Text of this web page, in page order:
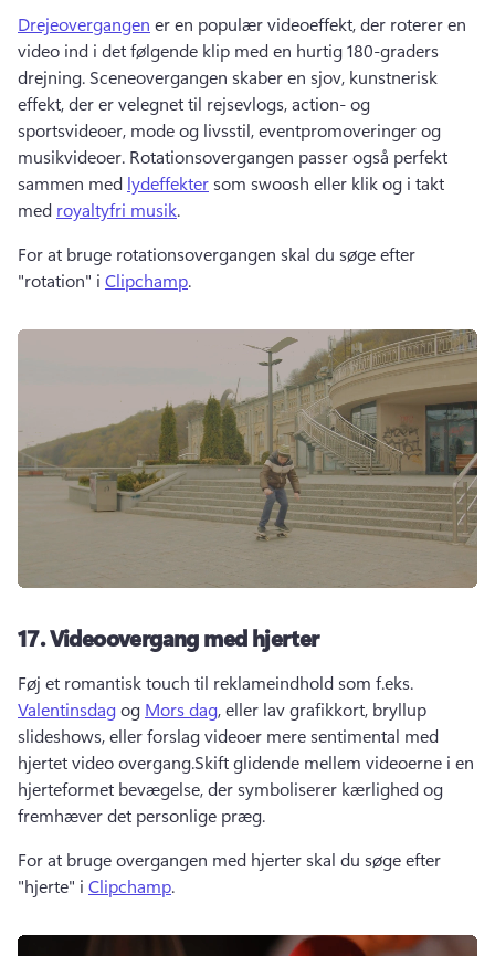
Drejeovergangen er en populær videoeffekt, der roterer en
video ind i det følgende klip med en hurtig 180-graders
drejning. Sceneovergangen skaber en sjov, kunstnerisk
effekt, der er velegnet til rejsevlogs, action- og
sportsvideoer, mode og livsstil, eventpromoveringer og
musikvideoer. Rotationsovergangen passer også perfekt
sammen med lydeffekter som swoosh eller klik og i takt
med royaltyfri musik.
For at bruge rotationsovergangen skal du søge efter
"rotation" i Clipchamp.
17.Videoovergang med hjerter
Føj et romantisk touch til reklameindhold som f.eks.
Valentinsdag og Mors dag, eller lav grafikkort, bryllup
slideshows, eller forslag videoer mere sentimental med
hjertet video overgang.Skift glidende mellem videoerne i en
hjerteformet bevægelse, der symboliserer kærlighed og
fremhæver det personlige præg.
For at bruge overgangen med hjerter skal du søge efter
"hjerte" i Clipchamp.